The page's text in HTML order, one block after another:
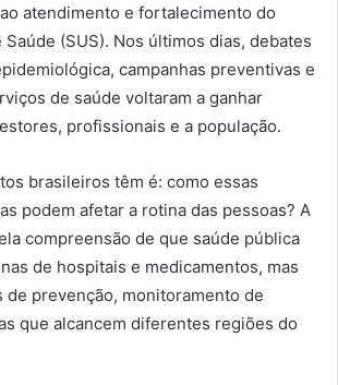
atendimento e fortalecimento do
(SUS). Nos últimos dias, debates
campanhas preventivas e
de saúde voltaram a ganhar
profissionais e a população.
brasileiros têm é: como essas
podem afetar a rotina das pessoas? A
compreensão de que saúde pública
de hospitais e medicamentos, mas
de prevenção, monitoramento de
que alcancem diferentes regiões do